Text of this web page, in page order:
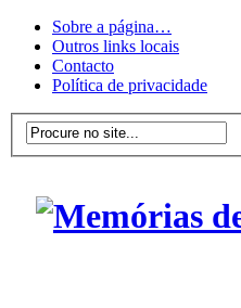
Sobre a página…
Outros links locais
Contacto
Política de privacidade